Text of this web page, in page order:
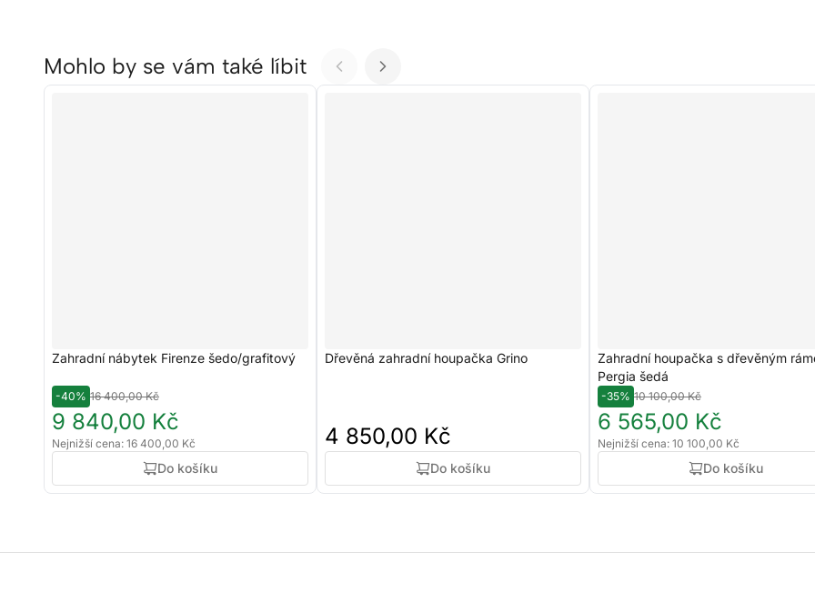
Mohlo by se vám také líbit
Zahradní nábytek Firenze šedo/grafitový
-40% 16 400,00 Kč
9 840,00 Kč
Nejnižší cena: 16 400,00 Kč
Do košíku
Dřevěná zahradní houpačka Grino
4 850,00 Kč
Do košíku
Zahradní houpačka s dřevěným
Pergia šedá
-35% 10 100,00 Kč
6 565,00 Kč
Nejnižší cena: 10 100,00 Kč
Do košíku